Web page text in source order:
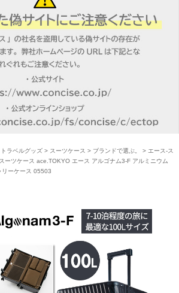
ラベルグッズ> スーツケース > ブランドで選ぶ。 > エース-ス
ーツケース ace.TOKYO エース アルゴナム3-F アルミニウム
ーケース 05503